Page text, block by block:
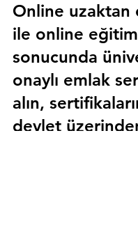
Online uzaktan
ile online
sonucunda
onaylı emlak
alın,
devlet